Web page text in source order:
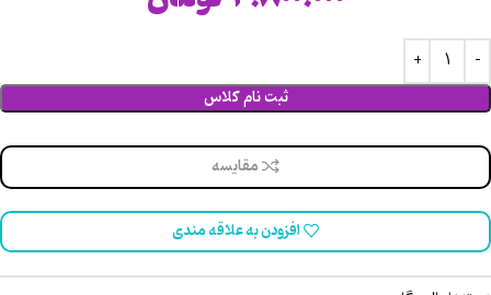
ثبت نام کلاس
مقایسه
افزودن به علاقه مندی